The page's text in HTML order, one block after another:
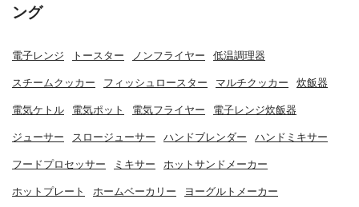
ング
電子レンジ トースター ノンフライヤー 低温調理器
スチームクッカー フィッシュロースター マルチクッカー 炊飯器
電気ケトル 電気ポット 電気フライヤー 電子レンジ炊飯器
ジューサー スロージューサー ハンドブレンダー ハンドミキサー
フードプロセッサー ミキサー ホットサンドメーカー
ホットプレート ホームベーカリー ヨーグルトメーカー